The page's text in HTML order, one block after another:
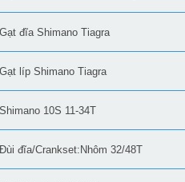
Gạt đĩa Shimano Tiagra
Gạt líp Shimano Tiagra
Shimano 10S 11-34T
Đùi đĩa/Crankset:Nhôm 32/48T